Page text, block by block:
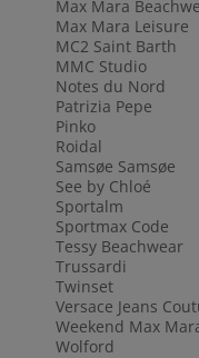
Max Mara
Max Mara Leisure
MC2 Saint Barth
MMC Studio
Notes du Nord
Patrizia Pepe
Pinko
Roidal
Samsøe Samsøe
See by Chloé
Sportalm
Sportmax Code
Tessy Beachwear
Trussardi
Twinset
Versace Jeans
Weekend Max
Wolford